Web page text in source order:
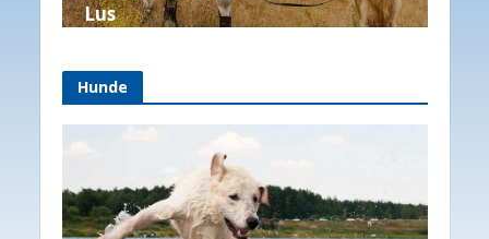
Lus
KATTE GENERELT
Hunde